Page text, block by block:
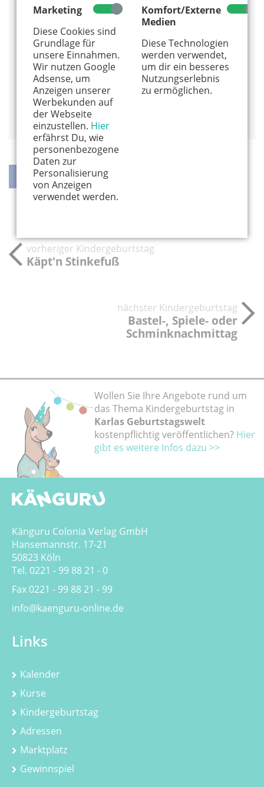
Marketing
Diese Cookies sind
Grundlage für
unsere Einnahmen.
Wir nutzen Google
Adsense, um
Anzeigen unserer
Werbekunden auf
der Webseite
einzustellen. Hier
erfährst Du, wie
personenbezogene
Daten zur
Personalisierung
von Anzeigen
verwendet werden.
Komfort/Externe
Medien
Diese Technologien
werden verwendet,
um dir ein besseres
Nutzungserlebnis
zu ermöglichen.
FunnyFanilla
Ich komme zu Ihnen nach Hause.
0221 - 29 82 94 83
Alles von diesem Anbieter anzeigen
Info und Anmeldung
Auf Google Maps anzeigen
teilentwitternweiterleiten
vorheriger Kindergeburtstag
Käpt'n Stinkefuß
nächster Kindergeburtstag
Bastel-, Spiele- oder
Schminknachmittag
Wollen Sie Ihre Angebote rund um
das Thema Kindergeburtstag in
Karlas Geburtstagswelt
kostenpflichtig veröffentlichen? Hier
gibt es weitere Infos dazu >>
Känguru Colonia Verlag GmbH
Hansemannstr. 17-21
50823 Köln
Tel. 0221 - 99 88 21 - 0
Fax 0221 - 99 88 21 - 99
info@kaenguru-online.de
Links
Kalender
Kurse
Kindergeburtstag
Adressen
Marktplatz
Gewinnspiel